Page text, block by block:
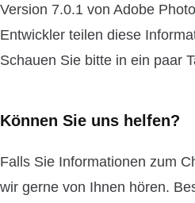
Version 7.0.1 von Adobe
Entwickler teilen diese
Schauen Sie bitte in ein paar
Können Sie uns helfen?
Falls Sie Informationen zum
wir gerne von Ihnen hören.